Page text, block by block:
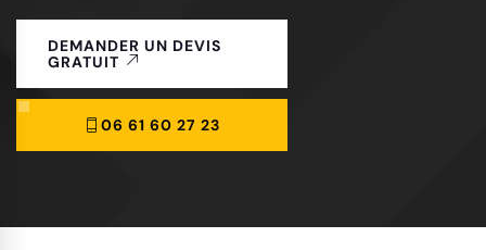
DEMANDER UN DEVIS
GRATUIT
06 61 60 27 23